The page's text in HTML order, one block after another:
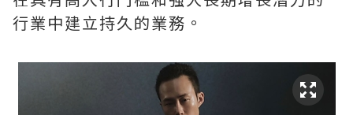
行業中建立持久的業務。